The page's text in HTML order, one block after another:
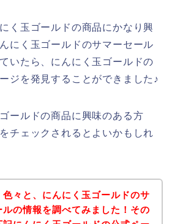
く玉ゴールドの商品にかなり興
にく玉ゴールドのサマーセール
いたら、にんにく玉ゴールドの
ジを発見することができました♪
ールドの商品に興味のある方
チェックされるとよいかもしれ
色々と、にんにく玉ゴールドのサ
ルの情報を調べてみました！その